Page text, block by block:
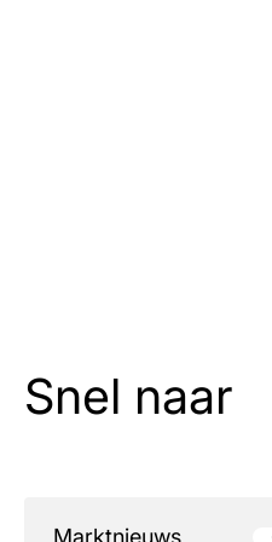
Snel naar
Marktnieuws